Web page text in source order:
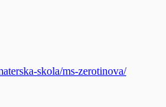
skola/ms-zerotinova/